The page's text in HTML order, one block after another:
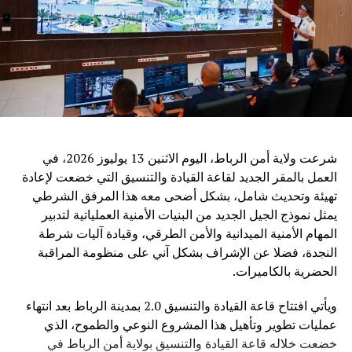
مجال الذكاء الاصطناعي، معلناً عن توفير فرص للتدريب
والدراسة، وإنشاء مراكز تعاون دولية مع عدد من المنظمات
الإقليمية، من بينها جامعة الدول العربية والاتحاد الإفريقي ورابطة
دول جنوب شرق آسيا.
ويرى مراقبون أن الدعوة الصينية إلى تعزيز التعاون في مجال
الذكاء الاصطناعي تعكس التحول المتزايد لهذه التكنولوجيا إلى
فقط تطوير القدرات التقنية، بل ضمان أن تكون هذه القدرات
متاحة بشكل عادل وآمن لجميع الدول.
وفي ظل المنافسة العالمية المتزايدة في مجال الذكاء
الاصطناعي، تطرح الصين رؤية تقوم على اعتبار التكنولوجيا
جسراً للتعاون والتنمية، وليس مجالاً للصراع، مؤكدة أن مستقبل
الذكاء الاصطناعي يجب أن يكون قائماً على الحكمة البشرية
والمسؤولية المشتركة من أجل خدمة رفاهية الشعوب
شرعت ولاية أمن الرباط، اليوم الاثنين 13 يوليوز 2026، في
العمل بالمقر الجديد لقاعة القيادة والتنسيق التي خضعت لإعادة
تهيئة وتحديث شامل، بشكل أضحى معه هذا المرفق الشرطي
يمثل نموذج الجيل الجديد من البنيات الأمنية العملياتية لتدبير
المهام الأمنية الميدانية والأمن الطرقي، وقيادة آليات شرطة
النجدة، فضلا عن الإشراف بشكل آني على منظومة المراقبة
الحضرية بالكاميرات.
ويأتي افتتاح قاعة القيادة والتنسيق 2.0 بمدينة الرباط بعد انتهاء
عمليات تطوير وتأهيل هذا المشروع النوعي والطموح، الذي
خضعت خلاله قاعة القيادة والتنسيق بولاية أمن الرباط في